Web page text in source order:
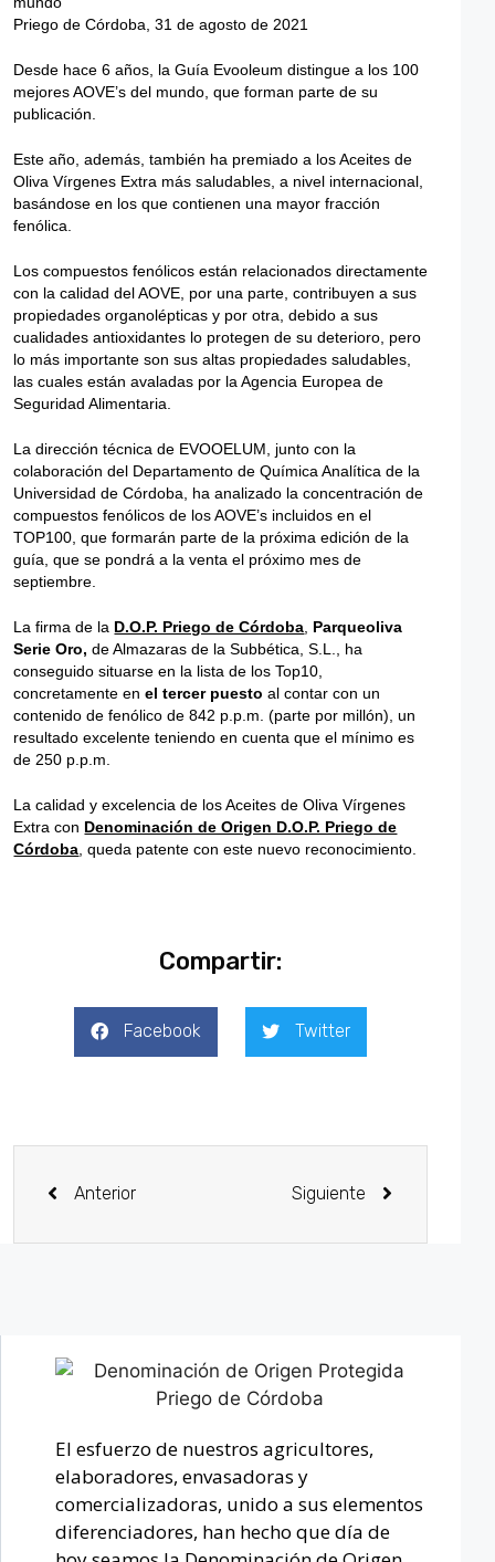
Priego de Córdoba, 31 de agosto de 2021
Desde hace 6 años, la Guía Evooleum distingue a los 100
mejores AOVE’s del mundo, que forman parte de su
publicación.
Este año, además, también ha premiado a los Aceites de
Oliva Vírgenes Extra más saludables, a nivel internacional,
basándose en los que contienen una mayor fracción
fenólica.
Los compuestos fenólicos están relacionados directamente
con la calidad del AOVE, por una parte, contribuyen a sus
propiedades organolépticas y por otra, debido a sus
cualidades antioxidantes lo protegen de su deterioro, pero
lo más importante son sus altas propiedades saludables,
las cuales están avaladas por la Agencia Europea de
Seguridad Alimentaria.
La dirección técnica de EVOOELUM, junto con la
colaboración del Departamento de Química Analítica de la
Universidad de Córdoba, ha analizado la concentración de
compuestos fenólicos de los AOVE’s incluidos en el
TOP100, que formarán parte de la próxima edición de la
guía, que se pondrá a la venta el próximo mes de
septiembre.
La firma de la D.O.P. Priego de Córdoba Parqueoliva
Serie Oro,de Almazaras de la Subbética, S.L., ha
conseguido situarse en la lista de los Top10,
concretamente enel tercer puestoal contar con un
contenido de fenólico de 842 p.p.m. (parte por millón), un
resultado excelente teniendo en cuenta que el mínimo es
de 250 p.p.m.
La calidad y excelencia de los Aceites de Oliva Vírgenes
Extra con Denominación de Origen D.O.P. Priego de
Córdoba , queda patente con este nuevo reconocimiento.
Compartir:
Facebook Twitter
Anterior Siguiente
El esfuerzo de nuestros agricultores,
elaboradores, envasadoras y
comercializadoras, unido a sus elementos
diferenciadores, han hecho que día de